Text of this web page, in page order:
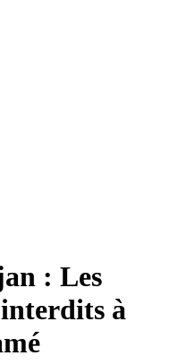
: Les
à